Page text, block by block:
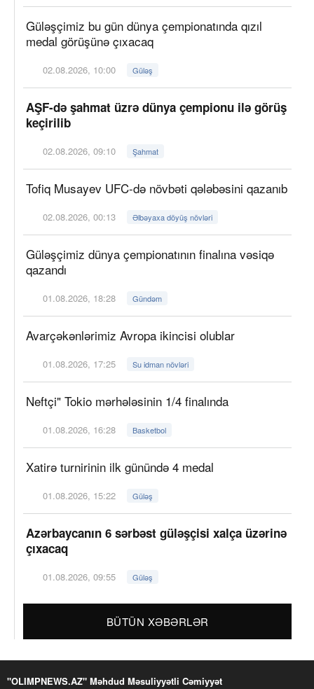
Güləşçimiz bu gün dünya çempionatında qızıl
medal görüşünə çıxacaq
02.08.2026, 10:00 Güləş
AŞF-də şahmat üzrə dünya çempionu ilə görüş
keçirilib
02.08.2026, 09:10 Şahmat
Tofiq Musayev UFC-də növbəti qələbəsini qazanıb
02.08.2026, 00:13 Əlbəyaxa döyüş növləri
Güləşçimiz dünya çempionatının finalına vəsiqə
qazandı
01.08.2026, 18:28 Gündəm
Avarçəkənlərimiz Avropa ikincisi olublar
01.08.2026, 17:25 Su idman növləri
Neftçi" Tokio mərhələsinin 1/4 finalında
01.08.2026, 16:28 Basketbol
Xatirə turnirinin ilk günündə 4 medal
01.08.2026, 15:22 Güləş
Azərbaycanın 6 sərbəst güləşçisi xalça üzərinə
çıxacaq
01.08.2026, 09:55 Güləş
BÜTÜN XƏBƏRLƏR
"OLIMPNEWS.AZ" Məhdud Məsuliyyətli Cəmiyyət